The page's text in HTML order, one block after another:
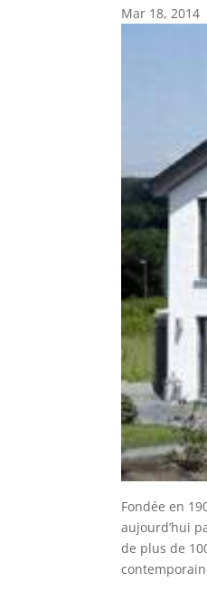
Mar 18, 2014
Fondée en
aujourd’hui
de plus de